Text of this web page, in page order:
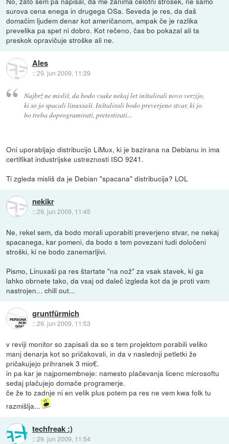
surova cena enega in drugega OSa. Seveda je res, da daš
domačim ljudem denar kot američanom, ampak če je razlika
prevelika pa spet ni dobro. Kot rečeno, čas bo pokazal ali ta
preskok opravičuje stroške ali ne.
Ales
::29. jun 2009, 11:39
Najbrž ne misliš, da bodo vsake nekaj let inštalirali novo verzijo,
ki so jo spacali linuxsaši. Inštalirali bodo preverjeno stvar, ki jo
bo treba doprogramirati, pretestirati...
Oni uporabljajo distribucijo LiMux, ki je bazirana na Debianu in ima
certifikat industrijske ustreznosti ISO 9241.
Ti zgleda misliš da je Debian "spacana" distribucija? LOL
nekikr
::29. jun 2009, 11:45
Ne, rekel sem, da bodo morali uporabiti preverjeno stvar, ne nekaj
spacanega, kar pomeni, da bodo s tem povezani tudi določeni
stroški, ki ne bodo zanemarljivi.
Pismo, Linuxaši pa res štartate "na nož" za vsak stavek, ki ga
lahko obrnete tako, da vsaj od daleč izgleda kot da je proti vam
nastrojen... chill out...
gruntfürmich
::29. jun 2009, 11:53
v reviji monitor so zapisali da so s tem projektom porabili veliko
manj denarja kot so pričakovali, in da v naslednji petletki že
pričakujejo prihranek 3 mio€.
in pa kar je najpomembneje: namesto plačevanja licenc microsoftu
sedaj plačujejo domače programerje.
če že to zadnje ni en velik plus potem pa res ne vem kwa folk tu
razmišlja...
techfreak :)
::29. jun 2009, 11:54